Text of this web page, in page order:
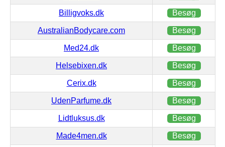
Billigvoks.dk Besøg
AustralianBodycare.com Besøg
Med24.dk Besøg
Helsebixen.dk Besøg
Cerix.dk Besøg
UdenParfume.dk Besøg
Lidtluksus.dk Besøg
Made4men.dk Besøg